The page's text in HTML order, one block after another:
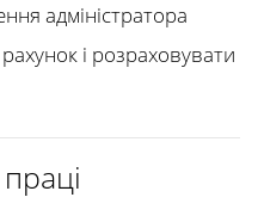
адміністратора
і розраховувати